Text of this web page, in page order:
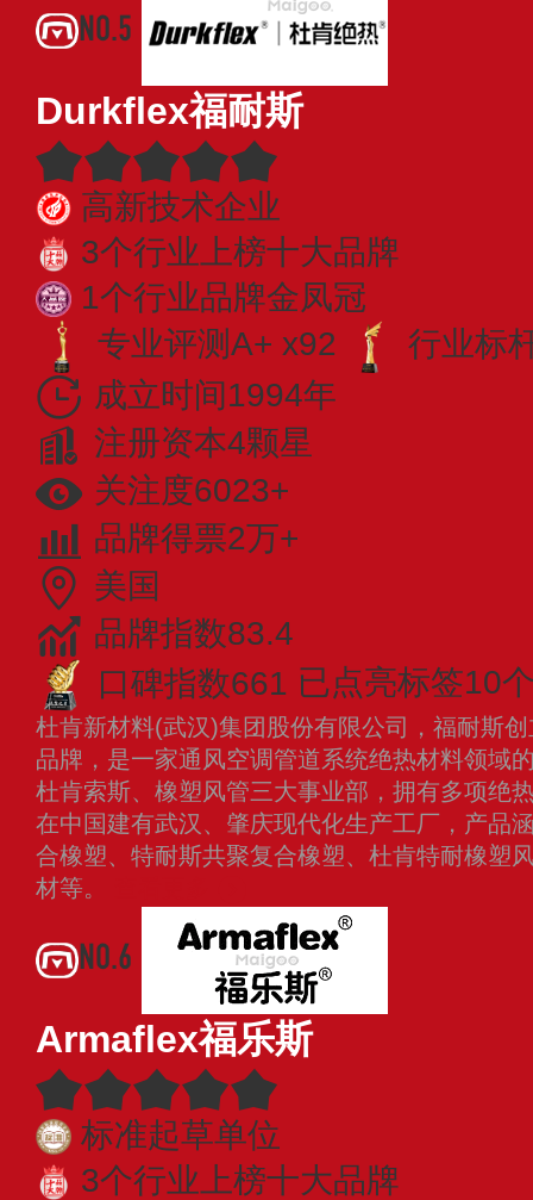
NO.5
Durkflex福耐斯
高新技术企业
3个行业上榜十大品牌
1个行业品牌金凤冠
专业评测A+ x92
行业标
成立时间1994年
注册资本4颗星
关注度6023+
品牌得票2万+
美国
品牌指数83.4
口碑指数661 已点亮标签10
杜肯新材料(武汉)集团股份有限公司，福耐斯
品牌，是一家通风空调管道系统绝热材料领域
杜肯索斯、橡塑风管三大事业部，拥有多项绝
在中国建有武汉、肇庆现代化生产工厂，产品
合橡塑、特耐斯共聚复合橡塑、杜肯特耐橡塑
材等。
NO.6
Armaflex福乐斯
标准起草单位
3个行业上榜十大品牌